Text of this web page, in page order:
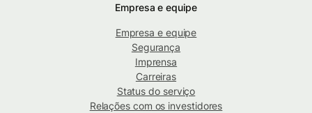
Empresa e equipe
Empresa e equipe
Segurança
Imprensa
Carreiras
Status do serviço
Relações com os investidores